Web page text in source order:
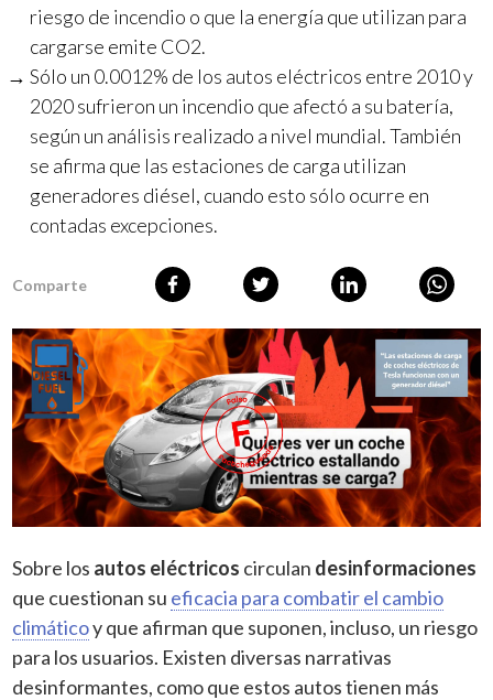
riesgo de incendio o que la energía que utilizan para
cargarse emite CO2.
Sólo un 0.0012% de los autos eléctricos entre 2010 y
2020 sufrieron un incendio que afectó a su batería,
según un análisis realizado a nivel mundial. También
se afirma que las estaciones de carga utilizan
generadores diésel, cuando esto sólo ocurre en
contadas excepciones.
Comparte
Sobre los autos eléctricos circulan desinformaciones
que cuestionan su eficacia para combatir el cambio
climáticoy que afirman que suponen, incluso, un riesgo
para los usuarios. Existen diversas narrativas
desinformantes, como que estos autos tienen más